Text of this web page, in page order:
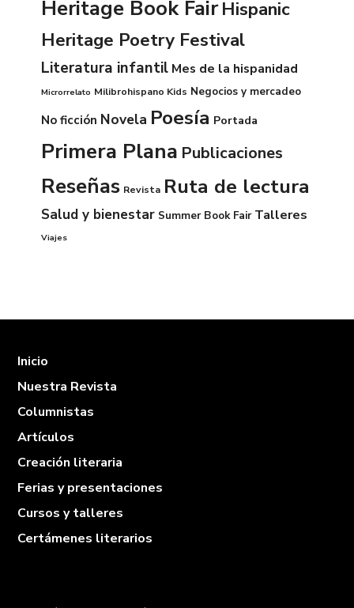
Heritage Book FairHispanic
Heritage Poetry Festival
Literatura infantil Mes de la hispanidad
Microrrelato Milibrohispano Kids Negocios y mercadeo
No ficción Novela Poesía Portada
Primera Plana Publicaciones
Reseñas Revista Ruta de lectura
Salud y bienestar Summer Book Fair Talleres
Viajes
Inicio
Nuestra Revista
Columnistas
Artículos
Creación literaria
Ferias y presentaciones
Cursos y talleres
Certámenes literarios